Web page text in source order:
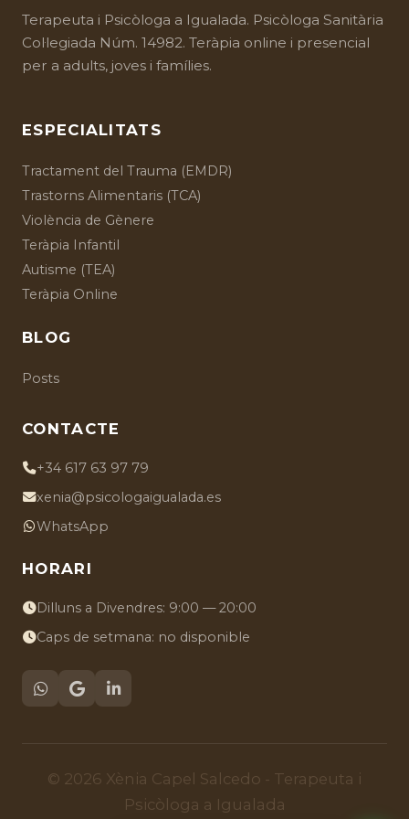
Terapeuta i Psicòloga a Igualada. Psicòloga Sanitària
Col·legiada Núm. 14982. Teràpia online i presencial
per a adults, joves i famílies.
ESPECIALITATS
Tractament del Trauma (EMDR)
Trastorns Alimentaris (TCA)
Violència de Gènere
Teràpia Infantil
Autisme (TEA)
Teràpia Online
BLOG
Posts
CONTACTE
+34 617 63 97 79
xenia@psicologaigualada.es
WhatsApp
HORARI
Dilluns a Divendres: 9:00 — 20:00
Caps de setmana: no disponible
© 2026 Xènia Capel Salcedo - Terapeuta i
Psicòloga a Igualada